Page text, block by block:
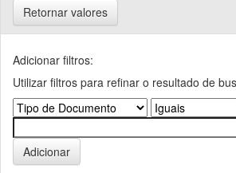
Retornar valores
Adicionar filtros:
Utilizar filtros para refinar o resultado de